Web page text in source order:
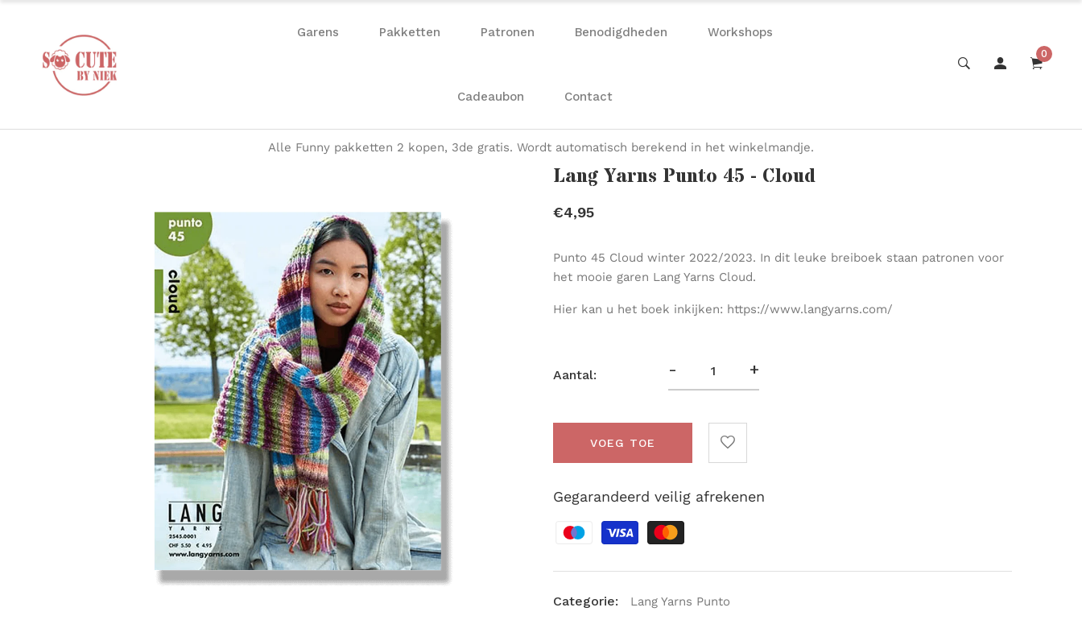
Garens Pakketten Patronen Benodigdheden Workshops
Cadeaubon Contact
0
Alle Funny pakketten 2 kopen, 3de gratis. Wordt automatisch berekend in het winkelmandje.
Lang Yarns Punto 45 - Cloud
€4,95
Punto 45 Cloud winter 2022/2023. In dit leuke breiboek staan patronen voor
het mooie garen Lang Yarns Cloud.
Hier kan u het boek inkijken: https://www.langyarns.com/
Aantal: - +
VOEG TOE
Gegarandeerd veilig afrekenen
Categorie: Lang Yarns Punto